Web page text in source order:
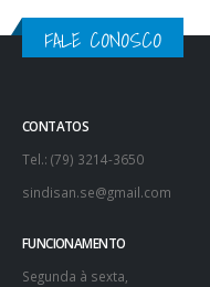
FALE CONOSCO
CONTATOS
Tel.: (79) 3214-3650
sindisan.se@gmail.com
FUNCIONAMENTO
Segunda à sexta,